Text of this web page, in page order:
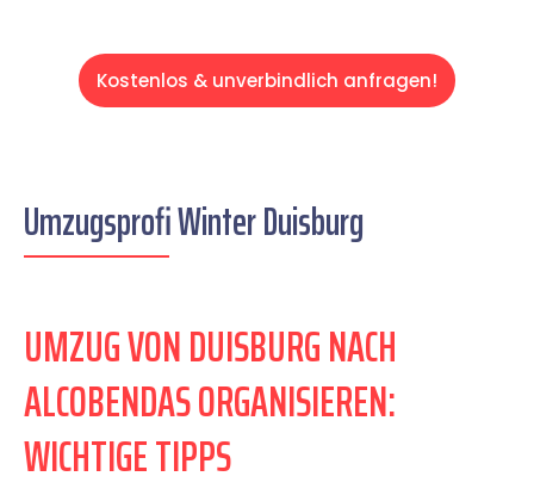
Kostenlos & unverbindlich anfragen!
Umzugsprofi Winter Duisburg
UMZUG VON DUISBURG NACH
ALCOBENDAS ORGANISIEREN:
WICHTIGE TIPPS